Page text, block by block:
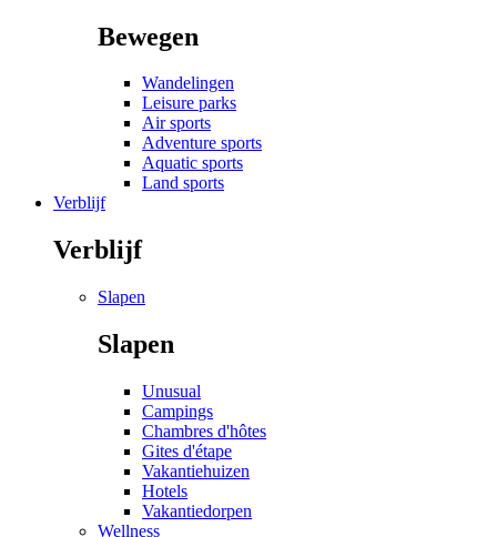
Bewegen
Wandelingen
Leisure parks
Air sports
Adventure sports
Aquatic sports
Land sports
Verblijf
Verblijf
Slapen
Slapen
Unusual
Campings
Chambres d'hôtes
Gites d'étape
Vakantiehuizen
Hotels
Vakantiedorpen
Wellness